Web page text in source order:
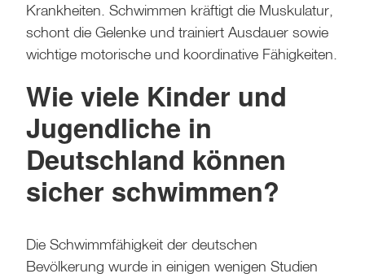
Krankheiten. Schwimmen kräftigt die Muskulatur,
schont die Gelenke und trainiert Ausdauer sowie
wichtige motorische und koordinative Fähigkeiten.
Wie viele Kinder und
Jugendliche in
Deutschland können
sicher schwimmen?
Die Schwimmfähigkeit der deutschen
Bevölkerung wurde in einigen wenigen Studien